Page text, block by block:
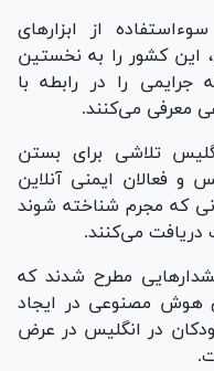
از ابزار‌های
کشور را به نخستین
را در رابطه با
معرفی می‌کنند.
تلاشی برای بستن
و فعالان ایمنی آنلاین
که مجرم شناخته شوند
دریافت می‌کنند.
مطرح شدند که
هوش مصنوعی در ایجاد
در انگلیس در عرض